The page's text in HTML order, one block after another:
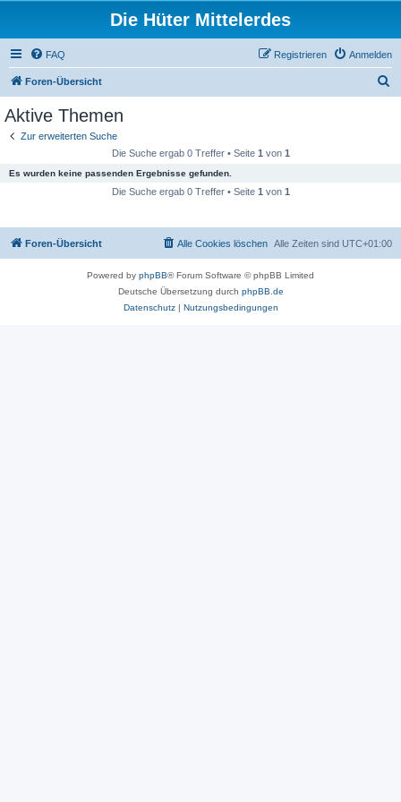
Die Hüter Mittelerdes
FAQ Anmelden
Registrieren
Foren-Übersicht
Aktive Themen
Zur erweiterten Suche
Die Suche ergab 0 Treffer • Seite 1 von 1
Es wurden keine passenden Ergebnisse gefunden.
Die Suche ergab 0 Treffer • Seite 1 von 1
Foren-Übersicht Alle Zeiten sind UTC+01:00
Alle Cookies löschen
Powered by phpBB® Forum Software © phpBB Limited
Deutsche Übersetzung durch phpBB.de
Datenschutz| Nutzungsbedingungen